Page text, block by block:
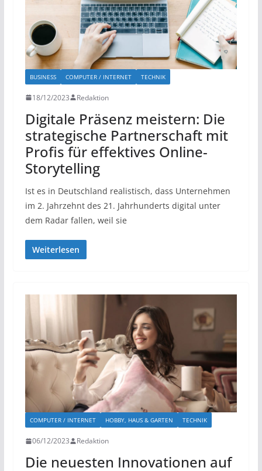
BUSINESS COMPUTER / INTERNET TECHNIK
18/12/2023 Redaktion
Digitale Präsenz meistern: Die
strategische Partnerschaft mit
Profis für effektives Online-
Storytelling
Ist es in Deutschland realistisch, dass Unternehmen
im 2. Jahrzehnt des 21. Jahrhunderts digital unter
dem Radar fallen, weil sie
Weiterlesen
COMPUTER / INTERNET HOBBY, HAUS & GARTEN TECHNIK
06/12/2023 Redaktion
Die neuesten Innovationen auf